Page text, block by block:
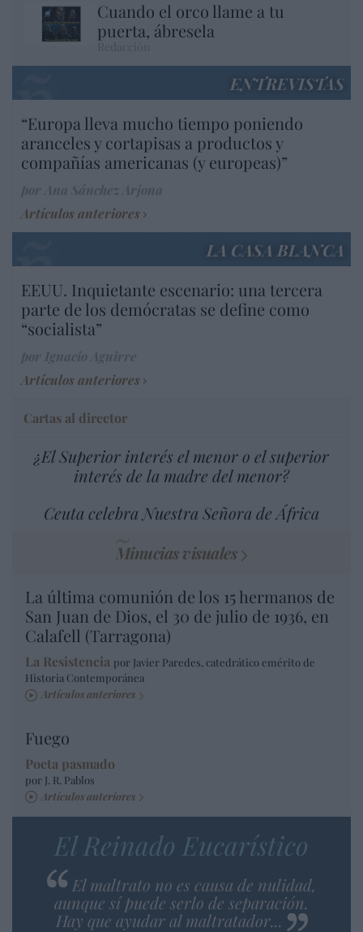
Cuando el orco llame a tu
puerta, ábresela
ENTREVISTAS
“Europa lleva mucho tiempo poniendo
aranceles y cortapisas a productos y
compañías americanas (y europeas)”
Artículos anteriores
LA CASA BLANCA
EEUU. Inquietante escenario: una tercera
parte de los demócratas se define como
“socialista”
Artículos anteriores
Cartas al director
¿El Superior interés el menor o el superior
interés de la madre del menor?
Ceuta celebra Nuestra Señora de África
Minucias visuales
La última comunión de los 15 hermanos de
San Juan de Dios, el 30 de julio de 1936, en
Calafell (Tarragona)
La Resistencia por Javier Paredes, catedrático emérito de
Historia Contemporánea
Artículos anteriores
Fuego
Poeta pasmado
por J. R. Pablos
Artículos anteriores
El Reinado Eucarístico
El maltrato no es causa de nulidad,
aunque sí puede serlo de separación.
Hay que ayudar al maltratador...